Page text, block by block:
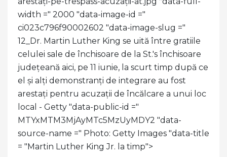
width =" 2000 "data-image-id ="
ci023c796f90002602 "data-image-slug ="
12_Dr. Martin Luther King se uită între gratiile
celulei sale de închisoare de la St.'s închisoare
județeană aici, pe 11 iunie, la scurt timp după ce
el și alți demonstranți de integrare au fost
arestați pentru acuzații de încălcare a unui loc
local - Getty "data-public-id ="
MTYxMTM3MjAyMTc5MzUyMDY2 "data-
source-name =" Photo: Getty Images "data-title
= "Martin Luther King Jr. la timp">